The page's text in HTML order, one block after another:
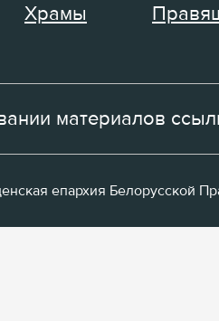
Храмы
материалов
епархия Белорусской